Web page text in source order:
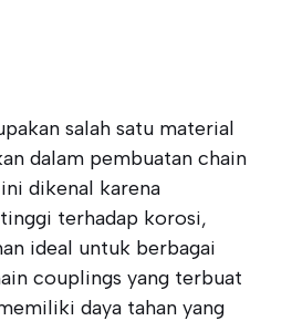
salah satu material
dalam pembuatan chain
dikenal karena
terhadap korosi,
ideal untuk berbagai
couplings yang terbuat
daya tahan yang